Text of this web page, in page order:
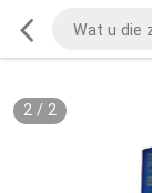
2/ 2